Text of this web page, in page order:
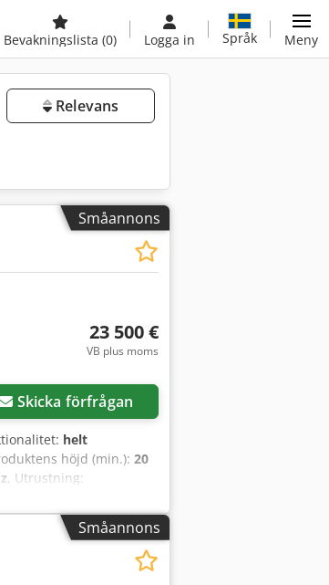
Bevakningslista (0) Logga in Språk Meny
Relevans
Småannons
23 500 €
VB plus moms
Skicka förfrågan
helt
höjd (min.): 20
, Utrustning:
skärmaskin med
50/60 Hz
1 g Serienummer:
tveka inte att
Småannons